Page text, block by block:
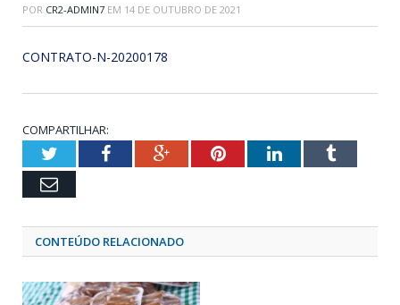
POR CR2-ADMIN7 EM 14 DE OUTUBRO DE 2021
CONTRATO-N-20200178
COMPARTILHAR:
TwitterFacebookGoogle+PinterestLinkedInTumblr
Email
CONTEÚDO RELACIONADO